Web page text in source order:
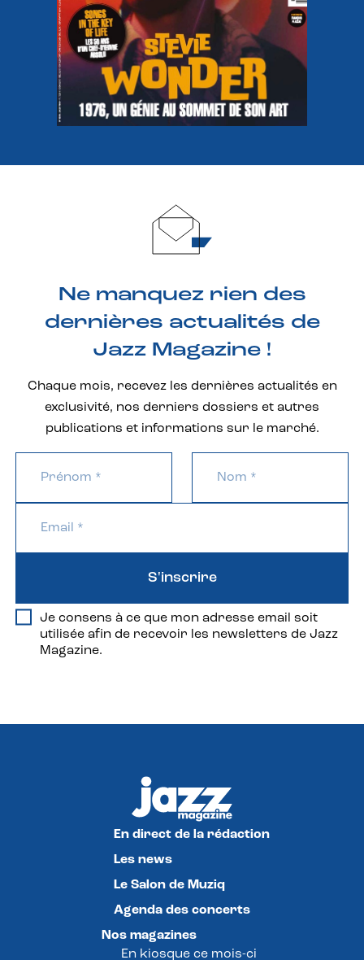
Ne manquez rien des
dernières actualités de
Jazz Magazine !
Chaque mois, recevez les dernières actualités en
exclusivité, nos derniers dossiers et autres
publications et informations sur le marché.
Je consens à ce que mon adresse email soit
utilisée afin de recevoir les newsletters de Jazz
Magazine.
S'inscrire
En direct de la rédaction
Les news
Le Salon de Muziq
Agenda des concerts
Nos magazines
En kiosque ce mois-ci